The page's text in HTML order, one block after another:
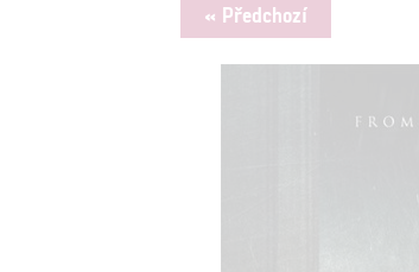
« Předchozí